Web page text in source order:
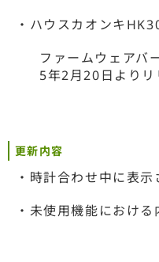
・ハウスカオンキ
ファームウェア
5年2月20日よりリ
更新内容
・時計合わせ中に表
・未使用機能におけ